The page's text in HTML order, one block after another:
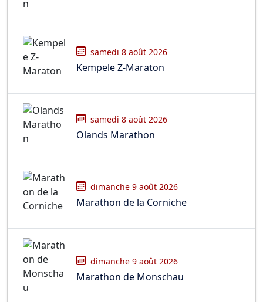
samedi 8 août 2026
Kempele Z-Maraton
samedi 8 août 2026
Olands Marathon
dimanche 9 août 2026
Marathon de la Corniche
dimanche 9 août 2026
Marathon de Monschau